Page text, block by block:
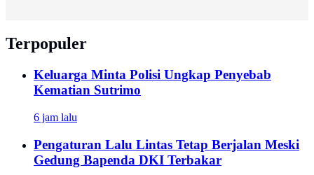
Terpopuler
Keluarga Minta Polisi Ungkap Penyebab
Kematian Sutrimo
6 jam lalu
Pengaturan Lalu Lintas Tetap Berjalan Meski
Gedung Bapenda DKI Terbakar